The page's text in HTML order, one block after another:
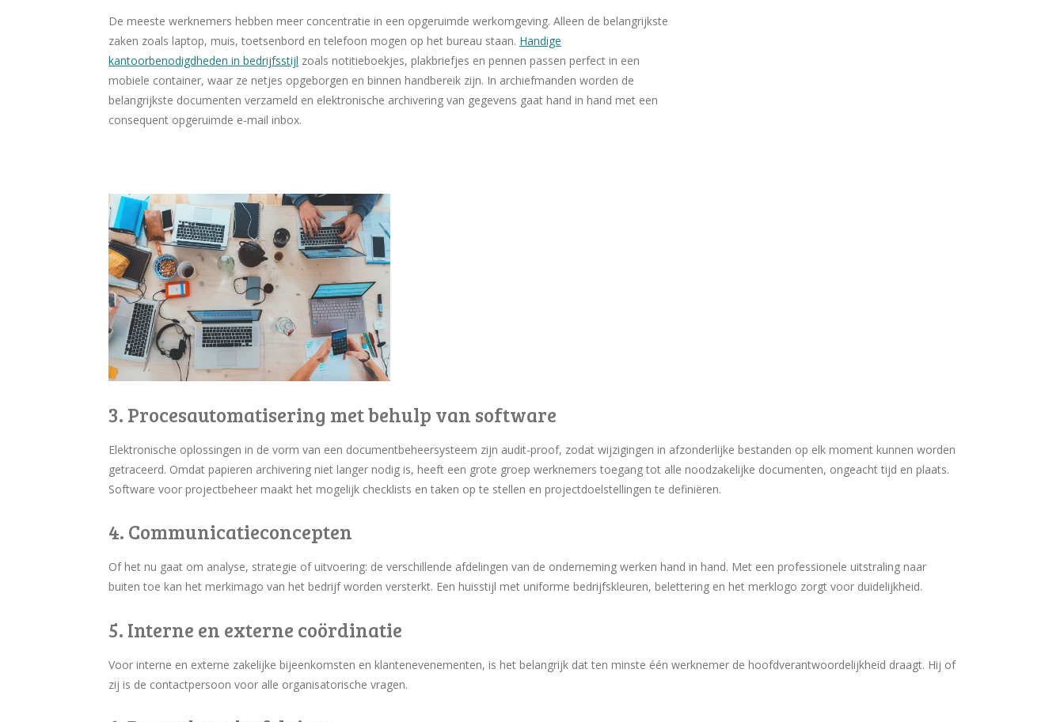
De meeste werknemers hebben meer concentratie in een opgeruimde werkomgeving. Alleen de belangrijkste
zaken zoals laptop, muis, toetsenbord en telefoon mogen op het bureau staan. Handige
kantoorbenodigdheden in bedrijfsstijl zoals notitieboekjes, plakbriefjes en pennen passen perfect in een
mobiele container, waar ze netjes opgeborgen en binnen handbereik zijn. In archiefmanden worden de
belangrijkste documenten verzameld en elektronische archivering van gegevens gaat hand in hand met een
consequent opgeruimde e-mail inbox.
3. Procesautomatisering met behulp van software
Elektronische oplossingen in de vorm van een documentbeheersysteem zijn audit-proof, zodat wijzigingen in afzonderlijke bestanden op elk moment kunnen worden
getraceerd. Omdat papieren archivering niet langer nodig is, heeft een grote groep werknemers toegang tot alle noodzakelijke documenten, ongeacht tijd en plaats.
Software voor projectbeheer maakt het mogelijk checklists en taken op te stellen en projectdoelstellingen te definiëren.
4. Communicatieconcepten
Of het nu gaat om analyse, strategie of uitvoering: de verschillende afdelingen van de onderneming werken hand in hand. Met een professionele uitstraling naar
buiten toe kan het merkimago van het bedrijf worden versterkt. Een huisstijl met uniforme bedrijfskleuren, belettering en het merklogo zorgt voor duidelijkheid.
5. Interne en externe coördinatie
Voor interne en externe zakelijke bijeenkomsten en klantenevenementen, is het belangrijk dat ten minste één werknemer de hoofdverantwoordelijkheid draagt. Hij of
zij is de contactpersoon voor alle organisatorische vragen.